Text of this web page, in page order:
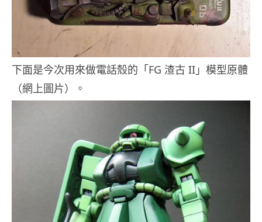
下面是今次用來做電話殼的「FG 渣古 II」模型原體
（網上圖片）。